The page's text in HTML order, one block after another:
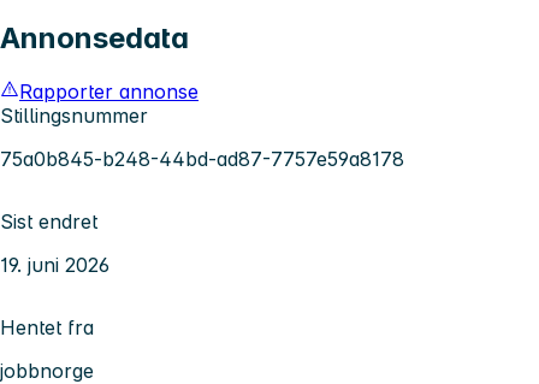
Annonsedata
Rapporter annonse
Stillingsnummer
75a0b845-b248-44bd-ad87-7757e59a8178
Sist endret
19. juni 2026
Hentet fra
jobbnorge